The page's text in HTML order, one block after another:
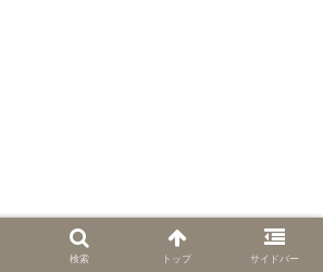
検索 トップ サイドバー